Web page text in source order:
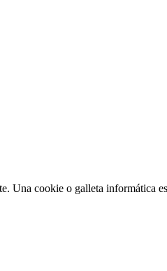
Una cookie o galleta informática